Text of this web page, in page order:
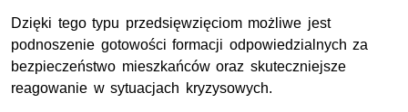
Dzięki tego typu przedsięwzięciom możliwe jest
podnoszenie gotowości formacji odpowiedzialnych za
bezpieczeństwo mieszkańców oraz skuteczniejsze
reagowanie w sytuacjach kryzysowych.